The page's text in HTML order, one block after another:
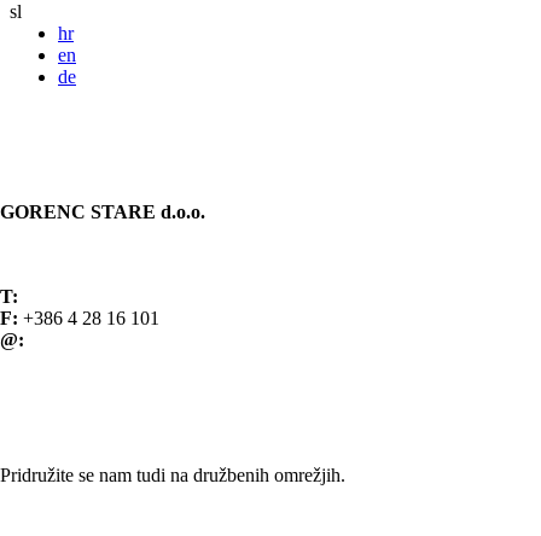
sl
hr
en
de
GORENC STARE d.o.o.
T:
F: +386 4 28 16 101
@:
Pridružite se nam tudi na družbenih omrežjih.